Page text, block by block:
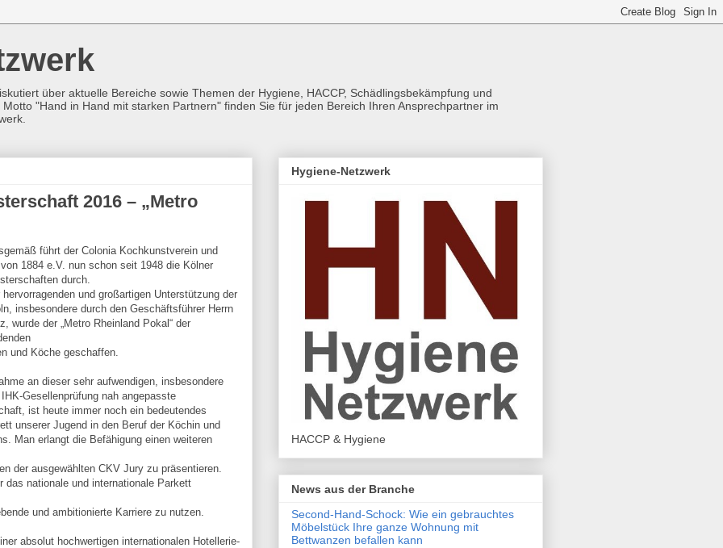
über aktuelle Bereiche sowie Themen der Hygiene, HACCP, Schädlingsbekämpfung und
"Hand in Hand mit starken Partnern" finden Sie für jeden Bereich Ihren Ansprechpartner im
2016 – „Metro
führt der Colonia Kochkunstverein und
1884 e.V. nun schon seit 1948 die Kölner
durch.
hervorragenden und großartigen Unterstützung der
insbesondere durch den Geschäftsführer Herrn
wurde der „Metro Rheinland Pokal“ der
und Köche geschaffen.
an dieser sehr aufwendigen, insbesondere
Gesellenprüfung nah angepasste
ist heute immer noch ein bedeutendes
unserer Jugend in den Beruf der Köchin und
Man erlangt die Befähigung einen weiteren
der ausgewählten CKV Jury zu präsentieren.
das nationale und internationale Parkett
und ambitionierte Karriere zu nutzen.
absolut hochwertigen internationalen Hotellerie-
Hygiene-Netzwerk
HACCP & Hygiene
News aus der Branche
Second-Hand-Schock: Wie ein gebrauchtes
Möbelstück Ihre ganze Wohnung mit
Bettwanzen befallen kann